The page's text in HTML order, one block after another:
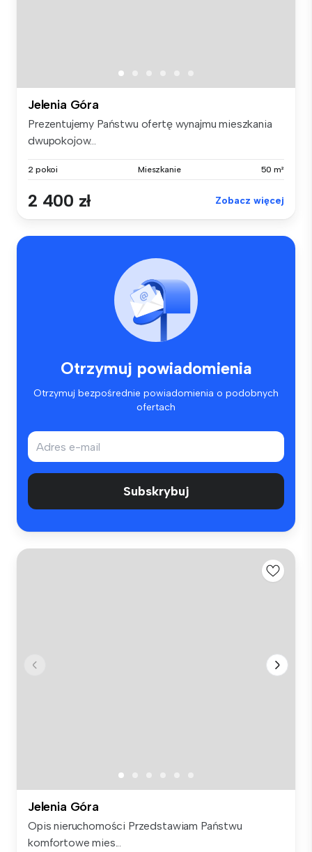
Jelenia Góra
Prezentujemy Państwu ofertę wynajmu mieszkania
dwupokojow...
2 pokoi Mieszkanie 50 m²
2 400 zł Zobacz więcej
Otrzymuj powiadomienia
Otrzymuj bezpośrednie powiadomienia o podobnych
ofertach
Subskrybuj
Jelenia Góra
Opis nieruchomości Przedstawiam Państwu
komfortowe mies...